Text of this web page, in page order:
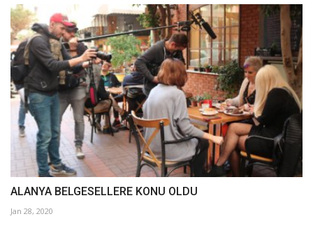
ALANYA BELGESELLERE KONU OLDU
Jan 28, 2020